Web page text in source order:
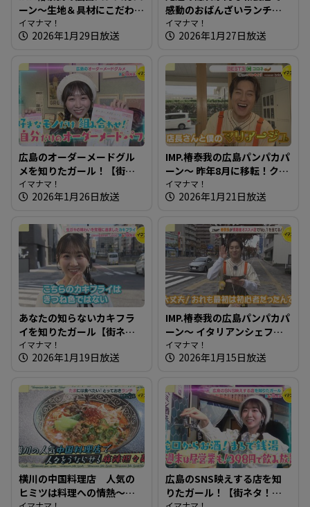
ーン～生地＆具材にこだわ
り！石窯で焼くパン屋さん
イマナマ！
2026年1月29日放送
感動のおばんざいランチ～
高原誠吉食堂【たまにはそ
とランチ】
イマナマ！
2026年1月27日放送
広島のオーダーメードグル
メを知りたガール！【街ネ
タ！知りたガール】
イマナマ！
2026年1月26日放送
IMP.椿泰我の広島パンパカパ
ーン～ 昨年8月に移転！クリ
ームパンがオススメのパン
屋さん
イマナマ！
2026年1月21日放送
あなたの知らないカキフラ
イを知りたガール【街ネ
タ！知りたガール】
イマナマ！
2026年1月19日放送
IMP.椿泰我の広島パンパカパ
ーン～ イタリアンシェフが
作るこだわり満点のパン屋
さん
イマナマ！
2026年1月15日放送
横川の中国料理店 人気の
ヒミツは料理への情熱～春
広島のSNS映えする店を知
りたガール！【街ネタ！知